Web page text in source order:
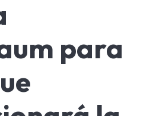
para